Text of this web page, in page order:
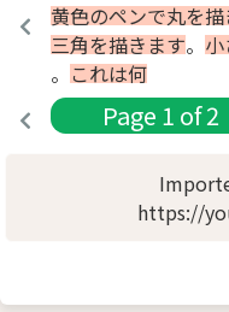
黄色のペンで丸を
三角を描きます。
。 これは何
Page 1 of2
https://